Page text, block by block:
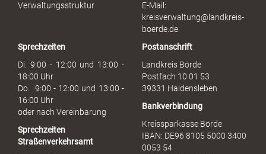
u
h
Verwaltungsstruktur
E-Mail:
kreisverwaltung@landkreis-
boerde.de
Sprechzeiten
Di. 9:00 - 12:00 und 13:00 -
18:00 Uhr
Do. 9:00 - 12:00 und 13:00 -
16:00 Uhr
oder nach Vereinbarung
Sprechzeiten
Straßenverkehrsamt
Postanschrift
Landkreis Börde
Postfach 10 01 53
39331 Haldensleben
Bankverbindung
Kreissparkasse Börde
IBAN: DE96 8105 5000 3400
0053 54